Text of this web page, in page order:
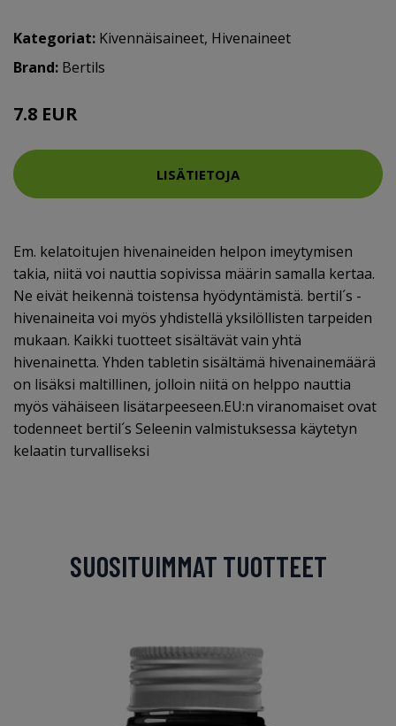
Kategoriat: Kivennäisaineet, Hivenaineet
Brand: Bertils
7.8 EUR
LISÄTIETOJA
Em. kelatoitujen hivenaineiden helpon imeytymisen
takia, niitä voi nauttia sopivissa määrin samalla kertaa.
Ne eivät heikennä toistensa hyödyntämistä. bertil´s -
hivenaineita voi myös yhdistellä yksilöllisten tarpeiden
mukaan. Kaikki tuotteet sisältävät vain yhtä
hivenainetta. Yhden tabletin sisältämä hivenainemäärä
on lisäksi maltillinen, jolloin niitä on helppo nauttia
myös vähäiseen lisätarpeeseen.EU:n viranomaiset ovat
todenneet bertil´s Seleenin valmistuksessa käytetyn
kelaatin turvalliseksi
SUOSITUIMMAT TUOTTEET